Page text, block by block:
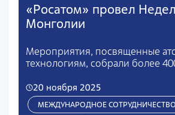
«Росатом» провел
Монголии
Мероприятия, посвященные
технологиям, собрали более
20 ноября 2025
МЕЖДУНАРОДНОЕ СОТРУДНИЧЕСТВО